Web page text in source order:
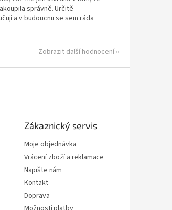
správně. Určitě
a v budoucnu se sem ráda
Zobrazit další hodnocení
Zákaznický servis
Moje objednávka
Vrácení zboží a reklamace
Napište nám
Kontakt
Doprava